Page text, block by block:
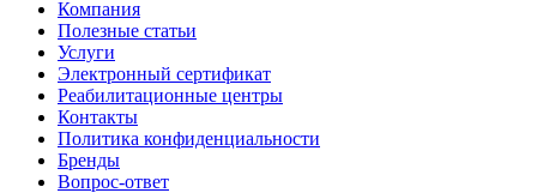
Компания
Полезные статьи
Услуги
Электронный сертификат
Реабилитационные центры
Контакты
Политика конфиденциальности
Бренды
Вопрос-ответ